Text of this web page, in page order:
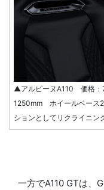
▲アルピーヌA110 価格
1250mm ホイールベー
ションとしてリクライニン
一方でA110 GTは、